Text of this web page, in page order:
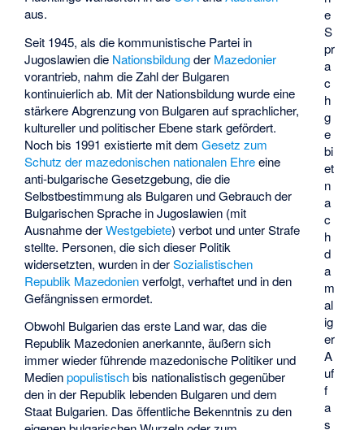
e
S
pr
a
c
h
g
e
bi
et
n
a
c
h
d
a
m
al
ig
er
A
uf
f
a
s
aus.
Seit 1945, als die kommunistische Partei in
Jugoslawien die Nationsbildungder Mazedonier
vorantrieb, nahm die Zahl der Bulgaren
kontinuierlich ab. Mit der Nationsbildung wurde eine
stärkere Abgrenzung von Bulgaren auf sprachlicher,
kultureller und politischer Ebene stark gefördert.
Noch bis 1991 existierte mit demGesetz zum
Schutz der mazedonischen nationalen Ehreeine
anti-bulgarische Gesetzgebung, die die
Selbstbestimmung als Bulgaren und Gebrauch der
Bulgarischen Sprache in Jugoslawien (mit
Ausnahme derWestgebiete) verbot und unter Strafe
stellte. Personen, die sich dieser Politik
widersetzten, wurden in derSozialistischen
Republik Mazedonienverfolgt, verhaftet und in den
Gefängnissen ermordet.
Obwohl Bulgarien das erste Land war, das die
Republik Mazedonien anerkannte, äußern sich
immer wieder führende mazedonische Politiker und
Medienpopulistischbis nationalistisch gegenüber
den in der Republik lebenden Bulgaren und dem
Staat Bulgarien. Das öffentliche Bekenntnis zu den